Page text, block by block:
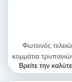
Φωτεινός
κομμάτια
το χάλυβα DIN
Βρείτε την